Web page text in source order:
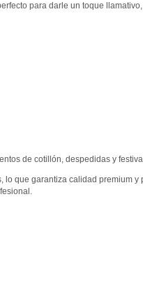
para darle un toque
de cotillón, despedidas y
que garantiza calidad premium y